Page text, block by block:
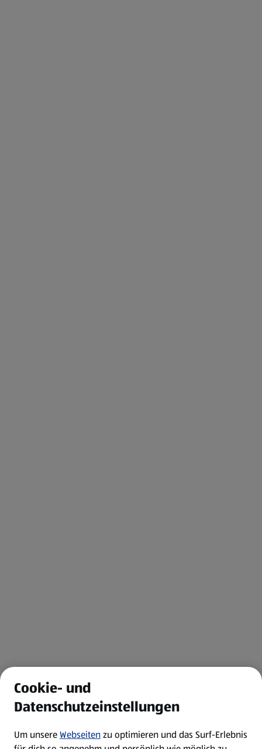
Cookie- und
Datenschutzeinstellungen
Um unsereWebseitenzu optimieren und das Surf-Erlebnis